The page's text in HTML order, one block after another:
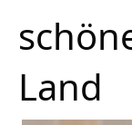
Land